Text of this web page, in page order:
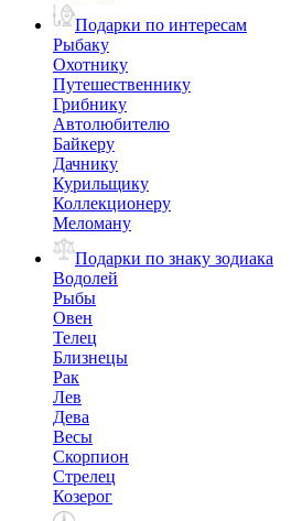
Подарки по интересам
Рыбаку
Охотнику
Путешественнику
Грибнику
Автолюбителю
Байкеру
Дачнику
Курильщику
Коллекционеру
Меломану
Подарки по знаку зодиака
Водолей
Рыбы
Овен
Телец
Близнецы
Рак
Лев
Дева
Весы
Скорпион
Стрелец
Козерог